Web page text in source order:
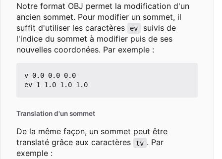
Notre format OBJ permet la modification d'un
ancien sommet. Pour modifier un sommet, il
suffit d'utiliser les caractères
ev
suivis de
l'indice du sommet à modifier puis de ses
nouvelles coordonées. Par exemple :
v 0.0 0.0 0.0
Translation d'un sommet
De la même façon, un sommet peut être
translaté grâce aux caractères
tv . Par
exemple :